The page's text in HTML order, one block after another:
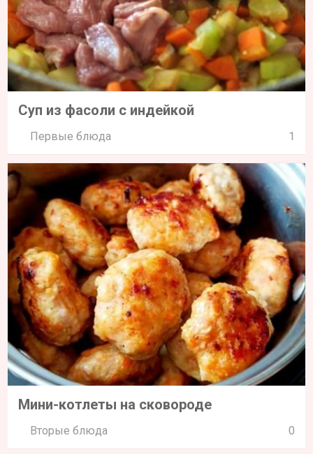
Суп из фасоли с индейкой
Первые блюда 1
Мини-котлеты на сковороде
Вторые блюда 0